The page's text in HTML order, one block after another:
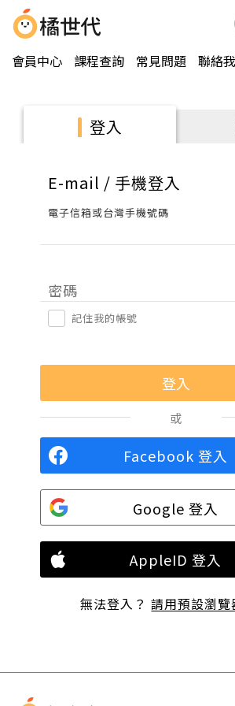
會員中心 課程查詢 常見問題 聯絡
登入
E-mail / 手機登入
電子信箱或台灣手機號碼
密碼
記住我的帳號
或
Facebook 登入
Google 登入
AppleID 登入
無法登入？請用預設瀏覽